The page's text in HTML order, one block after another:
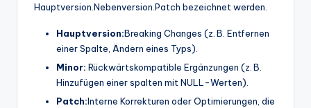
Hauptversion.Nebenversion.Patch bezeichnet werden.
Hauptversion:Breaking Changes (z. B. Entfernen
einer Spalte, Ändern eines Typs).
Minor: Rückwärtskompatible Ergänzungen (z. B.
Hinzufügen einer spalten mit NULL-Werten).
Patch:Interne Korrekturen oder Optimierungen, die